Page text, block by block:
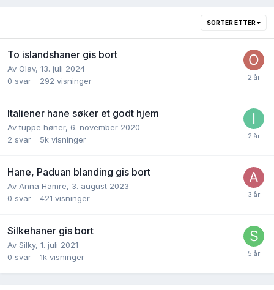
SORTER ETTER
To islandshaner gis bort
Av Olav, 13. juli 2024
0 svar 292 visninger
Italiener hane søker et godt hjem
Avtuppe høner, 6. november 2020
2 svar 5k visninger
Hane, Paduan blanding gis bort
Av Anna Hamre, 3. august 2023
0 svar 421 visninger
Silkehaner gis bort
Av Silky, 1. juli 2021
0 svar 1k visninger